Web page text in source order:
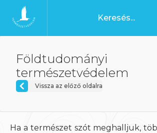
Ugrás a tartalomhoz
Főoldal
Földtudományi
természetvédelem
Vissza az előző oldalra
Ha a természet szót meghalljuk,